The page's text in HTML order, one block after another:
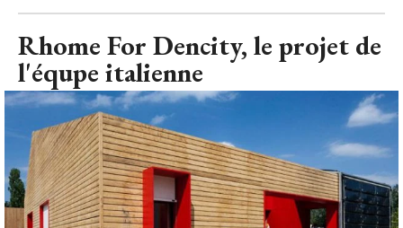
Rhome For Dencity, le projet de
l'équpe italienne